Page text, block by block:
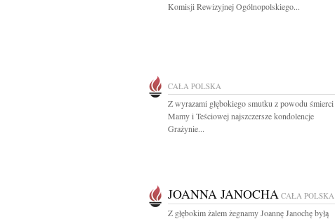
Komisji Rewizyjnej Ogólnopolskiego...
CAŁA POLSKA
Z wyrazami głębokiego smutku z powodu śmierci
Mamy i Teściowej najszczersze kondolencje
Grażynie...
JOANNA JANOCHA CAŁA POLSKA
Z głębokim żalem żegnamy Joannę Janochę byłą